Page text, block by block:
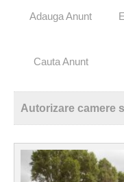
Adauga Anunt
Cauta Anunt
Autorizare camere